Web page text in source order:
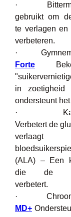
·
gebruikt om
te verlagen en
verbeteren.
·
Forte
in zoetigheid
ondersteunt
·
Verbetert de
verlaagt
(ALA) – Een
die de
verbetert.
·
MD+